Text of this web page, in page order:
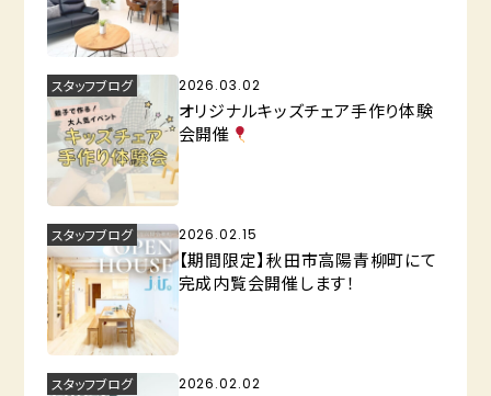
2026.03.02
オリジナルキッズチェア手作り体験
会開催
スタッフブログ
2026.02.15
【期間限定】秋田市高陽青柳町にて
完成内覧会開催します！
スタッフブログ
2026.02.02
スタッフブログ